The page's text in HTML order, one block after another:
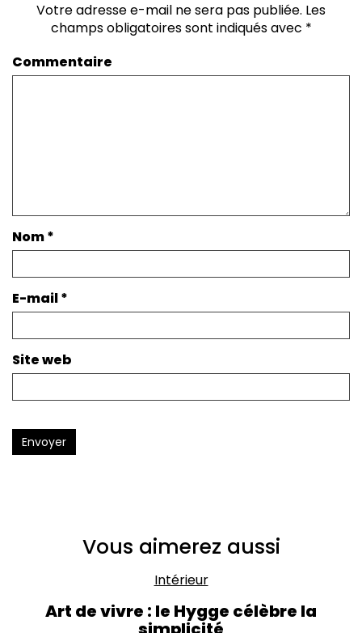
Votre adresse e-mail ne sera pas publiée. Les
champs obligatoires sont indiqués avec *
Commentaire
Nom*
E-mail*
Site web
Envoyer
Vous aimerez aussi
Intérieur
Art de vivre : le Hygge célèbre la